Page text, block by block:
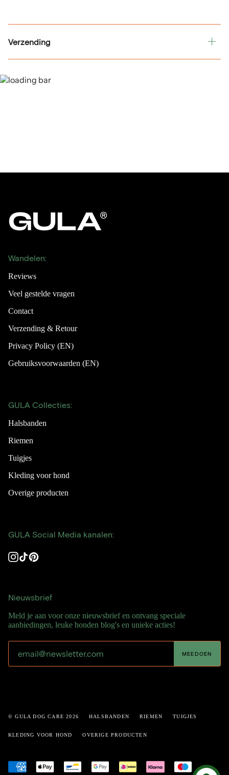
Verzending
Wandelen:
Reviews
Veel gestelde vragen
Contact
Verzending & Retour
Privacy Policy (EN)
Gebruiksvoorwaarden (EN)
GULA Collecties:
Halsbanden
Riemen
Tuigjes
Kleding voor hond
Overige producten
GULA Social Media kanalen:
Instagram
TikTokPinterest
Nieuwsbrief
Meld je aan voor onze nieuwsbrief en ontvang speciale
aanbiedingen, leuke honden blog's en unieke acties!
MEEDOEN
© GULA DOG CARE 2026 HALSBANDEN RIEMEN TUIGJES
KLEDING VOOR HOND OVERIGE PRODUCTEN